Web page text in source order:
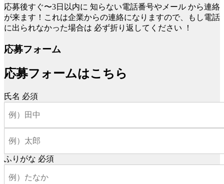
応募後すぐ〜3日以内に 知らない電話番号やメール から連絡
が来ます！これは企業からの連絡になりますので、もし電話
に出られなかった場合は 必ず折り返してください ！
応募フォーム
応募フォームはこちら
氏名 必須
ふりがな 必須